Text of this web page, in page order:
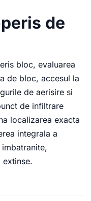
de
bloc, evaluarea
de bloc, accesul la
de aerisire si
de infiltrare
localizarea exacta
integrala a
extinse.